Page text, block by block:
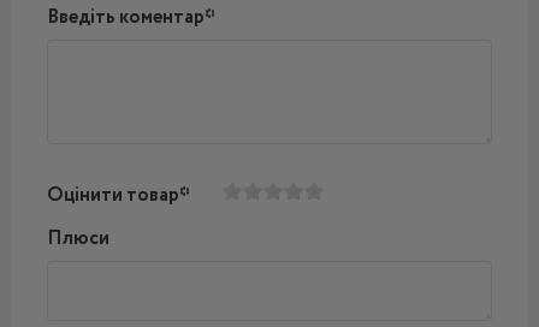
Введіть коментар*
Оцінити товар*
Плюси